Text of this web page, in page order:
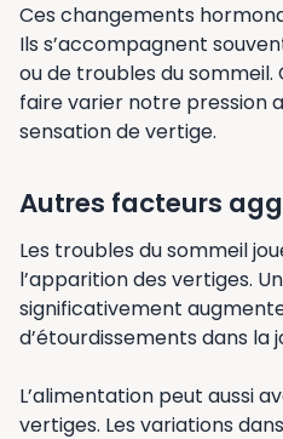
Ces changements
Ils s’accompagnent
ou de troubles du
faire varier notre pression
sensation de vertige.
Autres facteurs
Les troubles du sommeil
l’apparition des vertiges.
significativement
d’étourdissements dans la
L’alimentation peut aussi
vertiges. Les variations